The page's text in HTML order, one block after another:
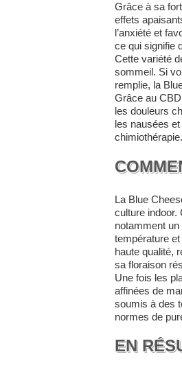
Grâce à sa
effets
l’anxiété et
ce qui signifie
Cette variété
sommeil. Si
remplie, la
Grâce au
les douleurs
les nausées
chimiothérapie.
La Blue
culture indoor.
notamment un
température
haute qualité,
sa floraison
Une fois les
affinées de
soumis à des
normes de
EN